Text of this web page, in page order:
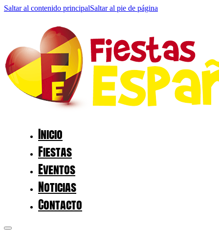
Saltar al contenido principalSaltar al pie de página
Inicio
Fiestas
Eventos
Noticias
Contacto